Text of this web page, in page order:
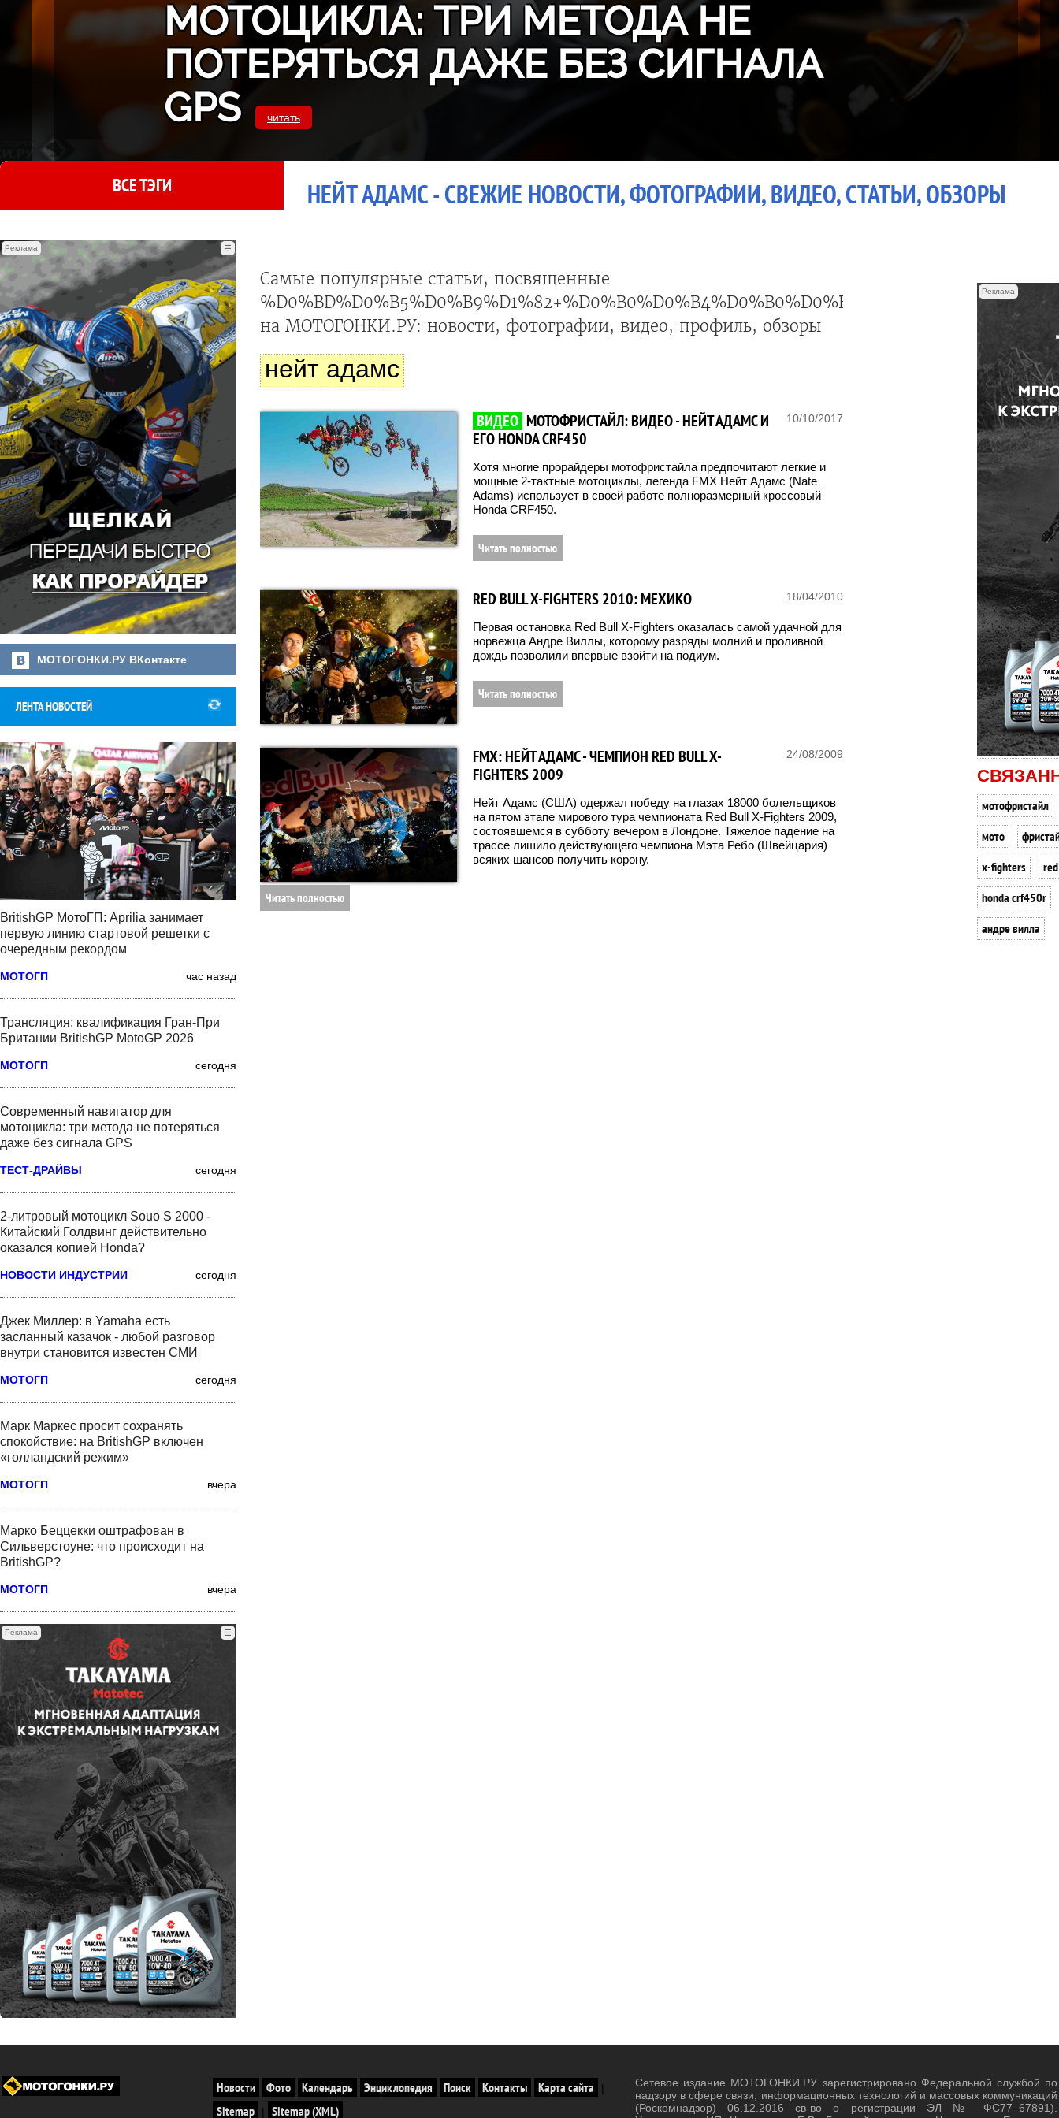
МОТОЦИКЛА: ТРИ МЕТОДА НЕ
ПОТЕРЯТЬСЯ ДАЖЕ БЕЗ СИГНАЛА
GPS
читать
ВСЕ ТЭГИ НЕЙТ АДАМС - СВЕЖИЕ НОВОСТИ, ФОТОГРАФИИ, ВИДЕО, СТАТЬИ, ОБЗОРЫ
Реклама ☰
МОТОГОНКИ.РУ ВКонтакте
ЛЕНТА НОВОСТЕЙ
BritishGP МотоГП: Aprilia занимает
первую линию стартовой решетки с
очередным рекордом
МОТОГП час назад
Трансляция: квалификация Гран-При
Британии BritishGP MotoGP 2026
МОТОГП сегодня
Современный навигатор для
мотоцикла: три метода не потеряться
даже без сигнала GPS
ТЕСТ-ДРАЙВЫ сегодня
2-литровый мотоцикл Souo S 2000 -
Китайский Голдвинг действительно
оказался копией Honda?
НОВОСТИ ИНДУСТРИИ сегодня
Джек Миллер: в Yamaha есть
засланный казачок - любой разговор
внутри становится известен СМИ
МОТОГП сегодня
Марк Маркес просит сохранять
спокойствие: на BritishGP включен
«голландский режим»
МОТОГП вчера
Марко Беццекки оштрафован в
Сильверстоуне: что происходит на
BritishGP?
МОТОГП вчера
Реклама ☰
Самые популярные статьи, посвященные
%D0%BD%D0%B5%D0%B9%D1%82+%D0%B0%D0%B4%D0%B0%D0%BC%D1%81
на МОТОГОНКИ.РУ: новости, фотографии, видео, профиль, обзоры
нейт адамс
ВИДЕО 10/10/2017
МОТОФРИСТАЙЛ: ВИДЕО - НЕЙТ АДАМС И
ЕГО HONDA CRF450
Хотя многие прорайдеры мотофристайла предпочитают легкие и
мощные 2-тактные мотоциклы, легенда FMX Нейт Адамс (Nate
Adams) использует в своей работе полноразмерный кроссовый
Honda CRF450.
Читать полностью
18/04/2010
RED BULL X-FIGHTERS 2010: МЕХИКО
Первая остановка Red Bull X-Fighters оказалась самой удачной для
норвежца Андре Виллы, которому разряды молний и проливной
дождь позволили впервые взойти на подиум.
Читать полностью
24/08/2009
FMX: НЕЙТ АДАМС - ЧЕМПИОН RED BULL X-
FIGHTERS 2009
Нейт Адамс (США) одержал победу на глазах 18000 болельщиков
на пятом этапе мирового тура чемпионата Red Bull X-Fighters 2009,
состоявшемся в субботу вечером в Лондоне. Тяжелое падение на
трассе лишило действующего чемпиона Мэта Ребо (Швейцария)
всяких шансов получить корону.
Читать полностью
Реклама
мотофристайл
мото
x-fighters
honda crf450r
андре вилла
Новости Фото Календарь Энциклопедия Поиск Контакты Карта сайта |
Sitemap | Sitemap (XML)
Сетевое издание МОТОГОНКИ.РУ зарегистрировано Федеральной службой по
надзору в сфере связи, информационных технологий и массовых коммуникаций
(Роскомнадзор) 06.12.2016 св-во о регистрации ЭЛ № ФС77–67891).